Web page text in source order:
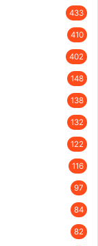
433
410
402
148
138
132
122
116
97
84
82